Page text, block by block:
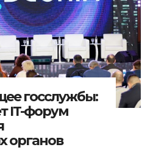
госслужбы:
IT-форум
органов